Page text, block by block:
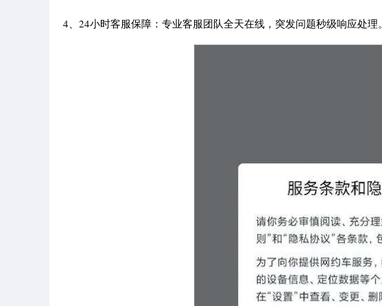
4、24小时客服保障：专业客服团队全天在线，突发问题秒级响应处理。